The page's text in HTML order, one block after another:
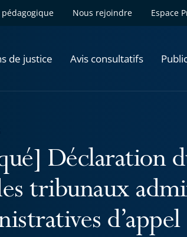
Nous rejoindre Espace
de justice Avis consultatifs
Déclaration
tribunaux
d’appel